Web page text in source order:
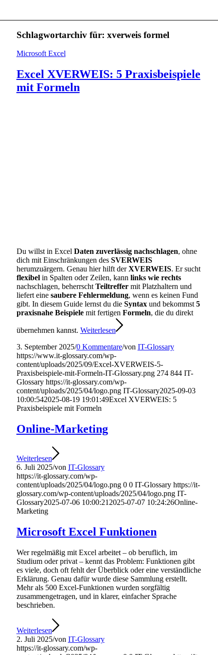
Schlagwortarchiv für: xverweis formel
Microsoft Excel
Excel XVERWEIS: 5 Praxisbeispiele
mit Formeln
Du willst in Excel Daten zuverlässig nachschlagen, ohne
dich mit Einschränkungen des SVERWEIS
herumzuärgern. Genau hier hilft derXVERWEIS. Er sucht
flexibelin Spalten oder Zeilen, kann links wie rechts
nachschlagen, beherrscht Teiltreffermit Platzhaltern und
liefert eine saubere Fehlermeldung, wenn es keinen Fund
gibt. In diesem Guide lernst du die Syntaxund bekommst 5
praxisnahe Beispielemit fertigen Formeln, die du direkt
übernehmen kannst. Weiterlesen
3. September 2025/0 Kommentare/von IT-Glossary
https://www.it-glossary.com/wp-
content/uploads/2025/09/Excel-XVERWEIS-5-
Praxisbeispiele-mit-Formeln-IT-Glossary.png 274 844 IT-
Glossary https://it-glossary.com/wp-
content/uploads/2025/04/logo.png IT-Glossary2025-09-03
10:00:542025-08-19 19:01:49Excel XVERWEIS: 5
Praxisbeispiele mit Formeln
Online-Marketing
Weiterlesen
6. Juli 2025/von IT-Glossary
https://it-glossary.com/wp-
content/uploads/2025/04/logo.png 0 0 IT-Glossary https://it-
glossary.com/wp-content/uploads/2025/04/logo.png IT-
Glossary2025-07-06 10:00:21 2025-07-07 10:24:26Online-
Marketing
Microsoft Excel Funktionen
Wer regelmäßig mit Excel arbeitet – ob beruflich, im
Studium oder privat – kennt das Problem: Funktionen gibt
es viele, doch oft fehlt der Überblick oder eine verständliche
Erklärung. Genau dafür wurde diese Sammlung erstellt.
Mehr als 500 Excel-Funktionen wurden sorgfältig
zusammengetragen, und in klarer, einfacher Sprache
beschrieben.
Weiterlesen
2. Juli 2025/von IT-Glossary
https://it-glossary.com/wp-